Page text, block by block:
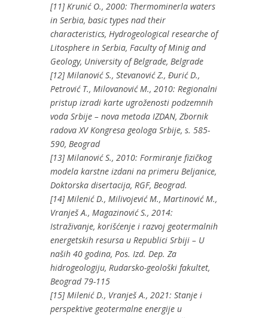
[11] Krunić O., 2000: Thermominerla waters
in Serbia, basic types nad their
characteristics, Hydrogeological researche of
Litosphere in Serbia, Faculty of Minig and
Geology, University of Belgrade, Belgrade
[12] Milanović S., Stevanović Z., Đurić D.,
Petrović T., Milovanović M., 2010: Regionalni
pristup izradi karte ugroženosti podzemnih
voda Srbije – nova metoda IZDAN, Zbornik
radova XV Kongresa geologa Srbije, s. 585-
590, Beograd
[13] Milanović S., 2010: Formiranje fizičkog
modela karstne izdani na primeru Beljanice,
Doktorska disertacija, RGF, Beograd.
[14] Milenić D., Milivojević M., Martinović M.,
Vranješ A., Magazinović S., 2014:
Istraživanje, korišćenje i razvoj geotermalnih
energetskih resursa u Republici Srbiji – U
naših 40 godina, Pos. Izd. Dep. Za
hidrogeologiju, Rudarsko-geološki fakultet,
Beograd 79-115
[15] Milenić D., Vranješ A., 2021: Stanje i
perspektive geotermalne energije u